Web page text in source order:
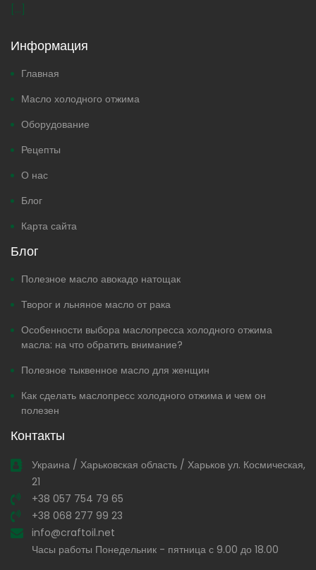
[...]
Информация
Главная
Масло холодного отжима
Оборудование
Рецепты
О нас
Блог
Карта сайта
Блог
Полезное масло авокадо натощак
Творог и льняное масло от рака
Особенности выбора маслопресса холодного отжима
масла: на что обратить внимание?
Полезное тыквенное масло для женщин
Как сделать маслопресс холодного отжима и чем он
полезен
Контакты
Украина / Харьковская область / Харьков ул. Космическая,
21
+38 057 754 79 65
+38 068 277 99 23
info@craftoil.net
Часы работы Понедельник - пятница с 9.00 до 18.00